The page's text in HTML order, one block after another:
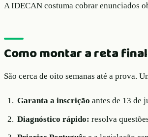
A IDECAN costuma cobrar enunciados
Como montar a reta
São cerca de oito semanas até a prova.
Garanta a inscrição antes de 13 de
Diagnóstico rápido: resolva